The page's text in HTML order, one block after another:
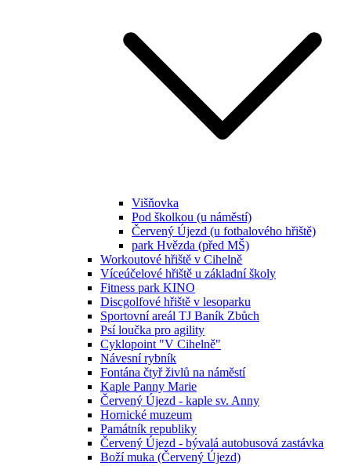
Višňovka
Pod školkou (u náměstí)
Červený Újezd (u fotbalového hřiště)
park Hvězda (před MŠ)
Workoutové hřiště v Cihelně
Víceúčelové hřiště u základní školy
Fitness park KINO
Discgolfové hřiště v lesoparku
Sportovní areál TJ Baník Zbůch
Psí loučka pro agility
Cyklopoint "V Cihelně"
Návesní rybník
Fontána čtyř živlů na náměstí
Kaple Panny Marie
Červený Újezd - kaple sv. Anny
Hornické muzeum
Památník republiky
Červený Újezd - bývalá autobusová zastávka
Boží muka (Červený Újezd)